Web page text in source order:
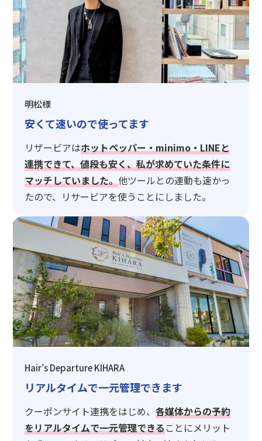
明松様
安くて速いので使ってます
リザービアはホットペッパー・minimo・LINEと
連携できて、値段も安く、私が求めていた条件に
マッチしていました。他ツールとの連動も速かっ
たので、リサービアを使うことにしました。
Hair’s Departure KIHARA
リアルタイムで一元管理できます
クーポンサイト連携をはじめ、各媒体からの予約
をリアルタイムで一元管理できる ことにメリット